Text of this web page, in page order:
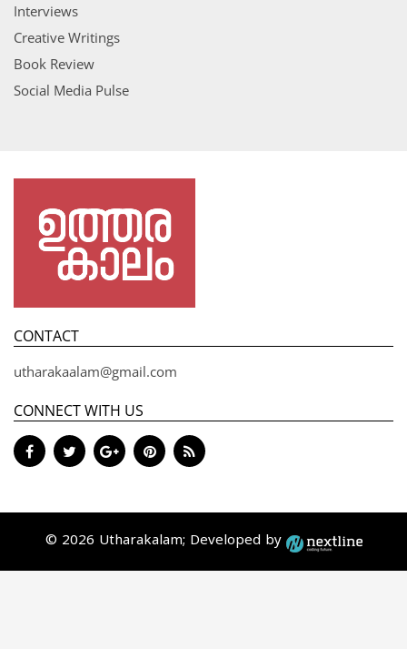
Interviews
Creative Writings
Book Review
Social Media Pulse
CONTACT
utharakaalam@gmail.com
CONNECT WITH US
© 2026 Utharakalam; Developed by